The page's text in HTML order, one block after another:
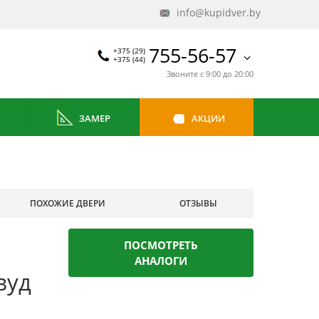
info@kupidver.by
+375 (29)
+375 (44) 755-56-57
Звоните с 9:00 до 20:00
ЗАМЕР АКЦИИ
ПОХОЖИЕ ДВЕРИ ОТЗЫВЫ
ПОСМОТРЕТЬ
АНАЛОГИ